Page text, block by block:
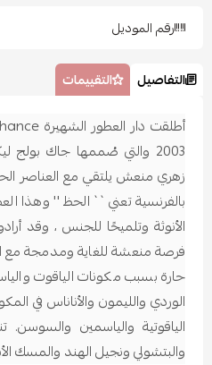
رقم الموديل
التفاصيل التقييمات
2003 والتي صُممها جاك
زهري منعش يلتقي مع العناصر
بالفرنسية تعني `` الحظ '' وهذا
الأنوثة وتلميحًا للجنس ، وقد
فرصة منعشة للغاية ومدمجة مع
حارة بسبب مكونات الياقوت
الوردي والليمون والأناناس في
الياقوتية والياسمين والسوسن.
والبتشولي ونجيل الهند والمسك